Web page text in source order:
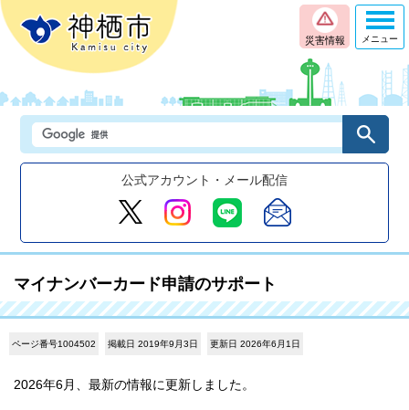
災害情報
公式アカウント・メール配信
メニュー
マイナンバーカード申請のサポート
ページ番号1004502 掲載日 2019年9月3日 更新日 2026年6月1日
2026年6月、最新の情報に更新しました。